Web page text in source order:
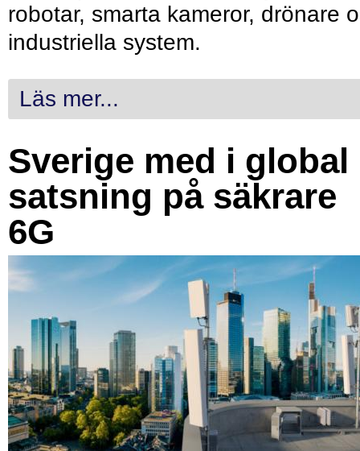
robotar, smarta kameror, drönare
industriella system.
Läs mer...
Sverige med i global
satsning på säkrare
6G